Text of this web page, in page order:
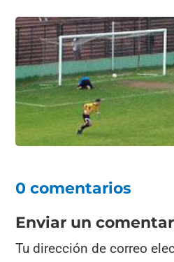
c
e
b
o
o
k
at
s
A
p
p
e
gr
a
m
0 comentarios
Enviar un
Tu dirección de correo